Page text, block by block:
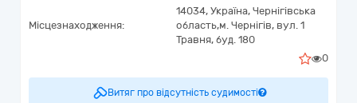
Місцезнаходження:
14034, Україна, Чернігівська
область,м. Чернігів, вул. 1
Травня, буд. 180
0
Витяг про відсутність судимості